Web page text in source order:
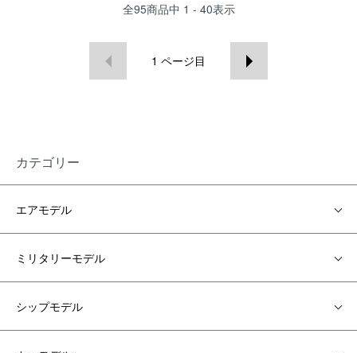
全95商品中 1 - 40表示
1 ページ目
カテゴリー
エアモデル
ミリタリーモデル
シップモデル